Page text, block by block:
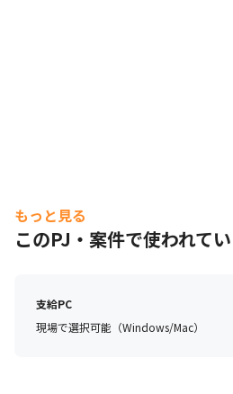
もっと見る
このPJ・案件で使われて
支給PC
現場で選択可能（Windows/Mac）